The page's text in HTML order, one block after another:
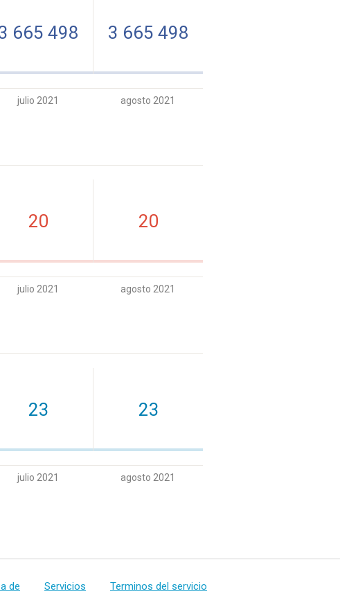
665 498
julio 2021
3 665 498
agosto 2021
20
julio 2021
20
agosto 2021
23
julio 2021
23
agosto 2021
de Servicios Terminos del servicio